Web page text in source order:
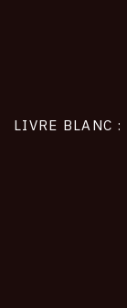
LIVRE BLANC :